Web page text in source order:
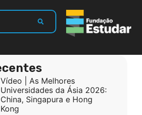
Vídeo | As Melhores
Universidades da Ásia 2026:
China, Singapura e Hong
Kong